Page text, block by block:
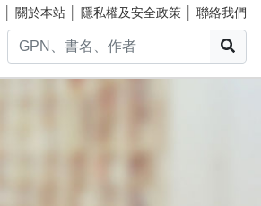
關於本站 隱私權及安全政策 聯絡我們